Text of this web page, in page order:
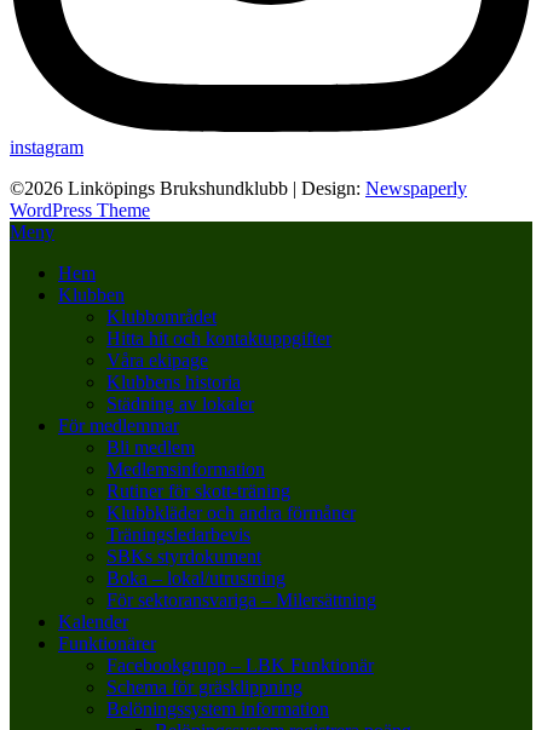
instagram
©2026 Linköpings Brukshundklubb | Design: Newspaperly
WordPress Theme
Meny
Hem
Klubben
Klubbområdet
Hitta hit och kontaktuppgifter
Våra ekipage
Klubbens historia
Städning av lokaler
För medlemmar
Bli medlem
Medlemsinformation
Rutiner för skott-träning
Klubbkläder och andra förmåner
Träningsledarbevis
SBKs styrdokument
Boka – lokal/utrustning
För sektoransvariga – Milersättning
Kalender
Funktionärer
Facebookgrupp – LBK Funktionär
Schema för gräsklippning
Belöningssystem information